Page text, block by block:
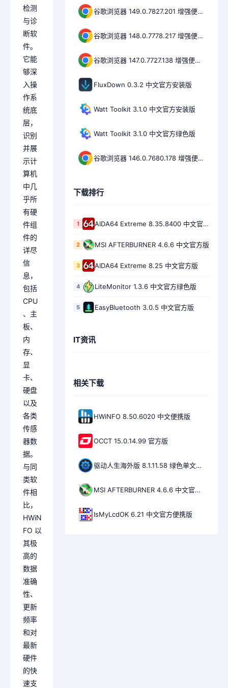
检测
与诊
断软
件。
它能
够深
入操
作系
统底
层，
识别
并展
示计
算机
中几
乎所
有硬
件组
件的
详尽
信
息，
包括
CPU
、主
板、
内
存、
显
卡、
硬盘
以及
各类
传感
器数
据。
与同
类软
件相
比，
HWiN
FO 以
其极
高的
数据
准确
性、
更新
频率
和对
最新
硬件
的快
速支
谷歌浏览器 149.0.7827.201 增强便携版
谷歌浏览器 148.0.7778.217 增强便携版
谷歌浏览器 147.0.7727.138 增强便携版
FluxDown 0.3.2 中文官方安装版
Watt Toolkit 3.1.0 中文官方安装版
Watt Toolkit 3.1.0 中文官方绿色版
谷歌浏览器 146.0.7680.178 增强便携版
下载排行
1 AIDA64 Extreme 8.35.8400 中文官方绿色版
2 MSI AFTERBURNER 4.6.6 中文官方版
3 AIDA64 Extreme 8.25 中文官方版
4 LiteMonitor 1.3.6 中文官方绿色版
5 EasyBluetooth 3.0.5 中文官方版
IT资讯
相关下载
HWiNFO 8.50.6020 中文便携版
OCCT 15.0.14.99 官方版
驱动人生海外版 8.1.11.58 绿色单文件版
MSI AFTERBURNER 4.6.6 中文官方版
IsMyLcdOK 6.21 中文官方便携版